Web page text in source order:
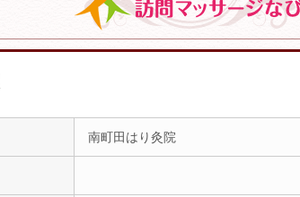
南町田はり灸院